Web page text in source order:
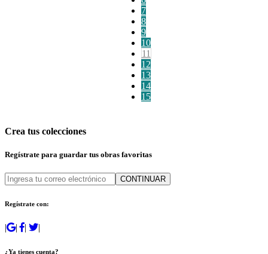
7
8
9
10
11
12
13
14
15
Crea tus colecciones
Regístrate para guardar tus obras favoritas
CONTINUAR
Regístrate con:
| | | |
¿Ya tienes cuenta?